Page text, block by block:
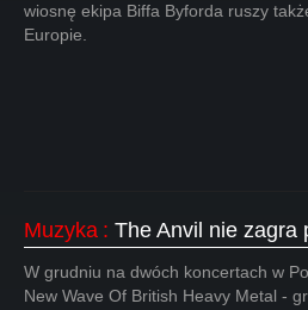
wiosnę ekipa Biffa Byforda ruszy
Europie.
Muzyka : The Anvil nie zagra
W grudniu na dwóch koncertach w
New Wave Of British Heavy Metal -